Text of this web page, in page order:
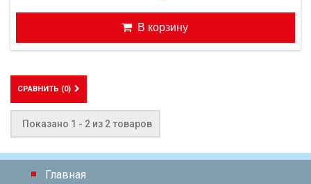
В корзину
СРАВНИТЬ (0)
Показано 1 - 2 из 2 товаров
Главная